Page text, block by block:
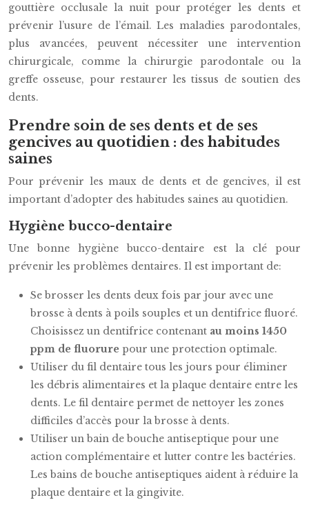
gouttière occlusale la nuit pour protéger les dents et
prévenir l’usure de l’émail. Les maladies parodontales,
plus avancées, peuvent nécessiter une intervention
chirurgicale, comme la chirurgie parodontale ou la
greffe osseuse, pour restaurer les tissus de soutien des
dents.
Prendre soin de ses dents et de ses
gencives au quotidien : des habitudes
saines
Pour prévenir les maux de dents et de gencives, il est
important d’adopter des habitudes saines au quotidien.
Hygiène bucco-dentaire
Une bonne hygiène bucco-dentaire est la clé pour
prévenir les problèmes dentaires. Il est important de:
Se brosser les dents deux fois par jour avec une
brosse à dents à poils souples et un dentifrice fluoré.
Choisissez un dentifrice contenant au moins 1450
ppm de fluorure pour une protection optimale.
Utiliser du fil dentaire tous les jours pour éliminer
les débris alimentaires et la plaque dentaire entre les
dents. Le fil dentaire permet de nettoyer les zones
difficiles d’accès pour la brosse à dents.
Utiliser un bain de bouche antiseptique pour une
action complémentaire et lutter contre les bactéries.
Les bains de bouche antiseptiques aident à réduire la
plaque dentaire et la gingivite.